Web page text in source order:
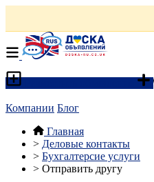
Компании Блог
Главная
> Деловые контакты
> Бухгалтерсие услуги
> Отправить другу